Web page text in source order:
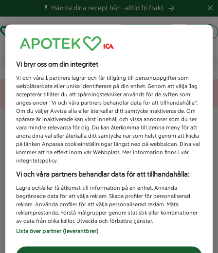
💊 Hämta dina recept här -alltid fri frakt
Vad letar du efter idag?
Unknown error
Vi bryr oss om din integritet
Vi och våra1 partners lagrar och får tillgång till personuppgifter som
webbläsardata eller unika identifierare på din enhet. Genom att välja Jag
accepterar tillåter du att spårningstekniker används för de syften som
anges under ”Vi och våra partners behandlar data för att tillhandahålla”.
Om du väljer Avvisa alla eller återkallar ditt samtycke inaktiveras de. Om
spårare är inaktiverade kan visst innehåll och vissa annonser som du ser
vara mindre relevanta för dig. Du kan återkomma till denna meny för att
ändra dina val eller återkalla ditt samtycke när som helst genom att klicka
på länken Anpassa cookieinställningar längst ned på webbsidan. Dina val
kommer att ha effekt inom vår Webbplats. Mer information finns i vår
integritetspolicy.
Vi och våra partners behandlar data för att tillhandahålla:
Lagra och/eller få åtkomst till information på en enhet. Använda
begränsade data för att välja reklam. Skapa profiler för personaliserad
reklam. Använda profiler för att välja personaliserad reklam. Mäta
reklamprestanda. Förstå målgrupper genom statistik eller kombinationer
av data från olika källor. Utveckla och förbättra tjänster.
Lista över partner (leverantörer)